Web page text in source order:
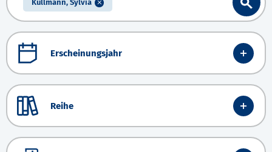
Kullmann, Sylvia
Erscheinungsjahr
Reihe